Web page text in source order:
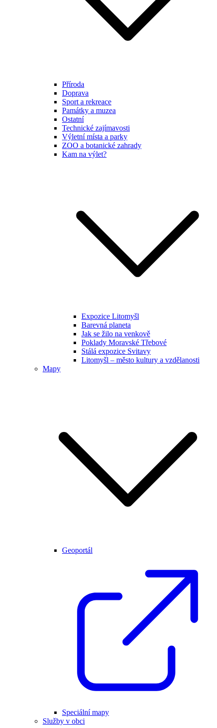
Příroda
Doprava
Sport a rekreace
Památky a muzea
Ostatní
Technické zajímavosti
Výletní místa a parky
ZOO a botanické zahrady
Kam na výlet?
Expozice Litomyšl
Barevná planeta
Jak se žilo na venkově
Poklady Moravské Třebové
Stálá expozice Svitavy
Litomyšl – město kultury a vzdělanosti
Mapy
Geoportál
Speciální mapy
Služby v obci